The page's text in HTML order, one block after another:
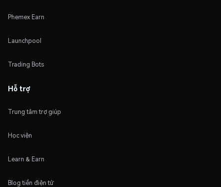
Phemex Earn
Launchpool
Trading Bots
Hỗ trợ
Trung tâm trợ giúp
Học viện
Learn & Earn
Blog tiền điện tử